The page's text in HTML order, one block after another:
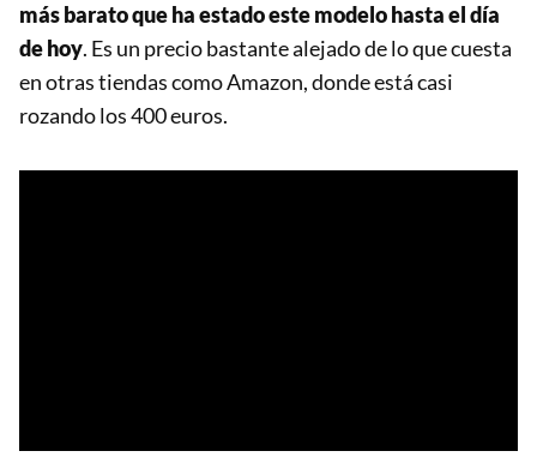
más barato que ha estado este modelo hasta el día
de hoy. Es un precio bastante alejado de lo que cuesta
en otras tiendas como Amazon, donde está casi
rozando los 400 euros.